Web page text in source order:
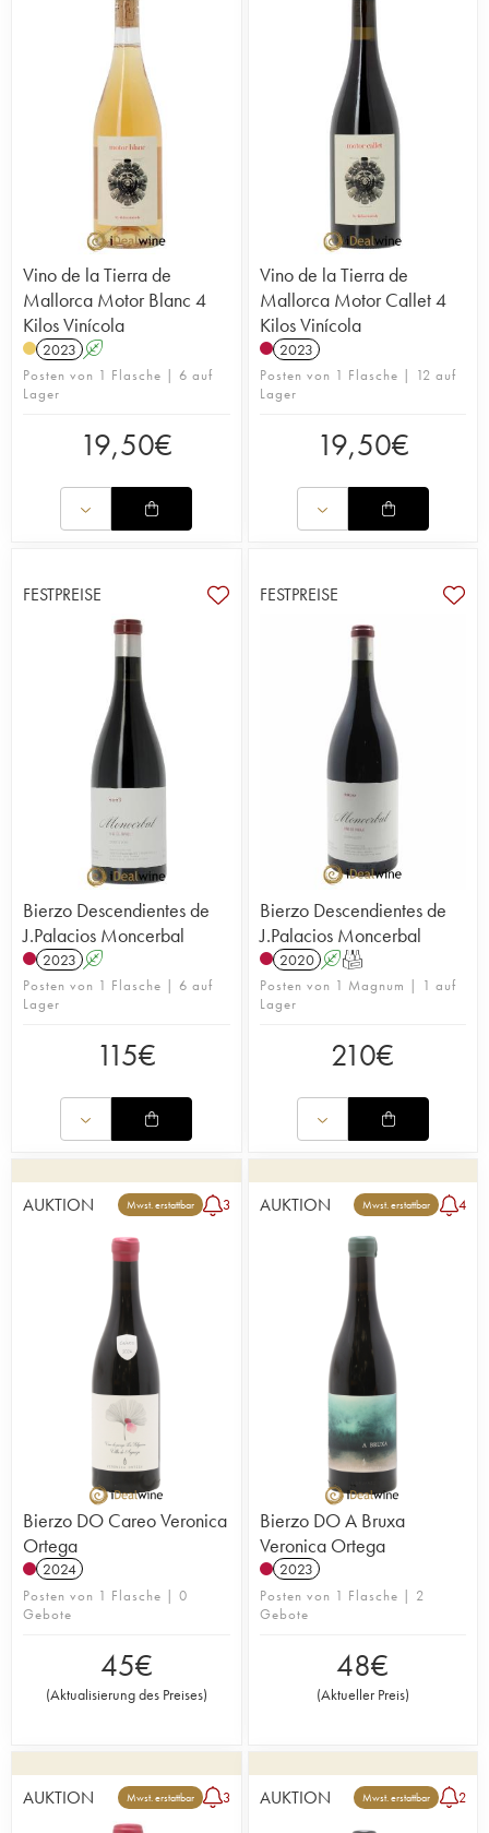
Vino de la Tierra de
Mallorca Motor Blanc 4
Kilos Vinícola
2023 A
Posten von 1 Flasche | 6 auf
Lager
19,50€
Vino de la Tierra de
Mallorca Motor Callet 4
Kilos Vinícola
2023
Posten von 1 Flasche | 12 auf
Lager
19,50€
FESTPREISE
Bierzo Descendientes de
J.Palacios Moncerbal
2023 A
Posten von 1 Flasche | 6 auf
Lager
115€
FESTPREISE
Bierzo Descendientes de
J.Palacios Moncerbal
2020 AT
Posten von 1 Magnum | 1 auf
Lager
210€
AUKTION Mwst. erstattbar 3
Bierzo DO Careo Veronica
Ortega
2024
Posten von 1 Flasche | 0
Gebote
45€
(Aktualisierung des Preises)
AUKTION Mwst. erstattbar 4
Bierzo DO A Bruxa
Veronica Ortega
2023
Posten von 1 Flasche | 2
Gebote
48€
(Aktueller Preis)
AUKTION Mwst. erstattbar 3 AUKTION Mwst. erstattbar 2